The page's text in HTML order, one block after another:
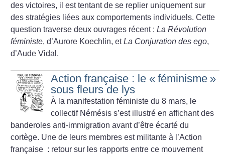
des victoires, il est tentant de se replier uniquement sur
des stratégies liées aux comportements individuels. Cette
question traverse deux ouvrages récent :La Révolution
féministe, d’Aurore Koechlin, etLa Conjuration des ego,
d’Aude Vidal.
Action française : le « féminisme »
sous fleurs de lys
À la manifestation féministe du 8 mars, le
collectif Némésis s’est illustré en affichant des
banderoles anti-immigration avant d’être écarté du
cortège. Une de leurs membres est militante à l’Action
française : retour sur les rapports entre ce mouvement